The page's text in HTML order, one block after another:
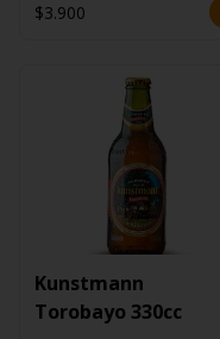
$3.900
Kunstmann
Torobayo 330cc